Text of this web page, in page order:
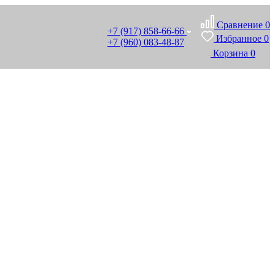
+7 (917) 858-66-66
+7 (960) 083-48-87
Сравнение 0
Избранное 0
Корзина 0